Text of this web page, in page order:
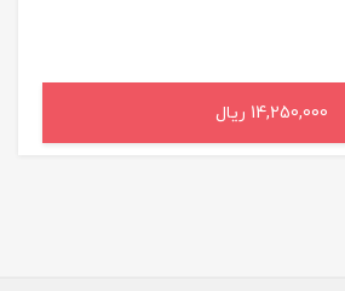
14,250,000 ریال
افزودن به سبد خرید